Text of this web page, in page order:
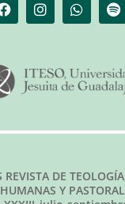
REVISTA DE
HUMANAS Y PASTORAL